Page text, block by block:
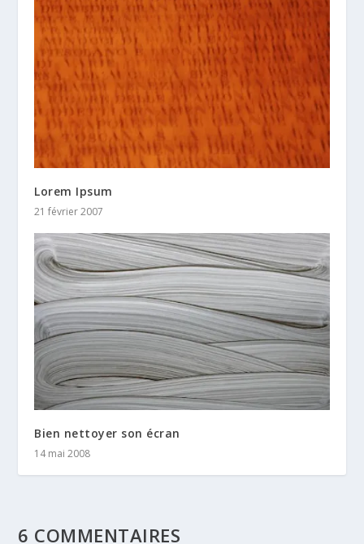
Lorem Ipsum
21 février 2007
Bien nettoyer son écran
14 mai 2008
6 COMMENTAIRES